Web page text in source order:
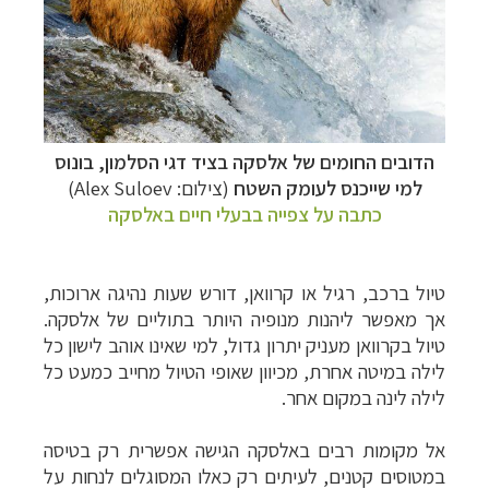
הדובים החומים של אלסקה בציד דגי הסלמון, בונוס
למי שייכנס לעומק השטח (צילום: Alex Suloev)
כתבה על צפייה בבעלי חיים באלסקה
טיול ברכב, רגיל או קרוואן, דורש שעות נהיגה ארוכות,
אך מאפשר ליהנות מנופיה היותר בתוליים של אלסקה.
טיול בקרוואן מעניק יתרון גדול, למי שאינו אוהב לישון כל
לילה במיטה אחרת, מכיוון שאופי הטיול מחייב כמעט כל
לילה לינה במקום אחר.
אל מקומות רבים באלסקה הגישה אפשרית רק בטיסה
במטוסים קטנים, לעיתים רק כאלו המסוגלים לנחות על